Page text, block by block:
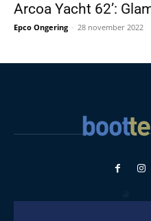
Arcoa Yacht 62’:
Epco Ongering - 28 november 2022